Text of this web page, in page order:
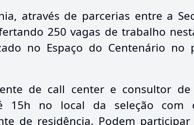
através de parcerias entre a
250 vagas de trabalho
no Espaço do Centenário no
de call center e consultor
15h no local da seleção com
de residência. Podem